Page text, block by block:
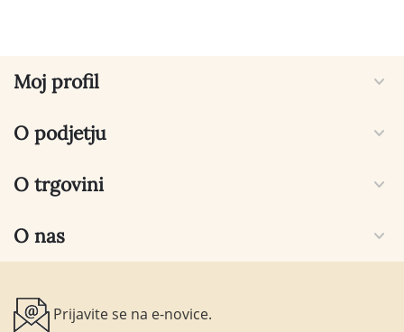
Moj profil
O podjetju
O trgovini
O nas
Prijavite se na e-novice.